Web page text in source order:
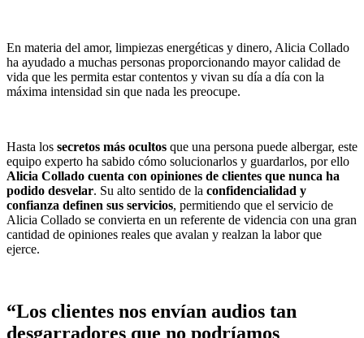
En materia del amor, limpiezas energéticas y dinero, Alicia Collado
ha ayudado a muchas personas proporcionando mayor calidad de
vida que les permita estar contentos y vivan su día a día con la
máxima intensidad sin que nada les preocupe.
Hasta los secretos más ocultos que una persona puede albergar, este
equipo experto ha sabido cómo solucionarlos y guardarlos, por ello
Alicia Collado cuenta con opiniones de clientes que nunca ha
podido desvelar. Su alto sentido de la confidencialidad y
confianza definen sus servicios, permitiendo que el servicio de
Alicia Collado se convierta en un referente de videncia con una gran
cantidad de opiniones reales que avalan y realzan la labor que
ejerce.
“Los clientes nos envían audios tan
desgarradores que no podríamos